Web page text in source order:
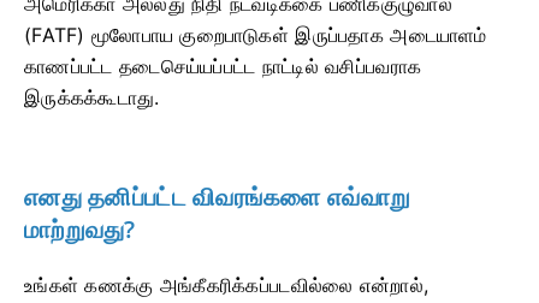
(FATF) மூலோபாய குறைபாடுகள் இருப்பதாக அடையாளம்
காணப்பட்ட தடைசெய்யப்பட்ட நாட்டில் வசிப்பவராக
இருக்கக்கூடாது.
எனது தனிப்பட்ட விவரங்களை எவ்வாறு
மாற்றுவது?
உங்கள் கணக்கு அங்கீகரிக்கப்படவில்லை என்றால்,